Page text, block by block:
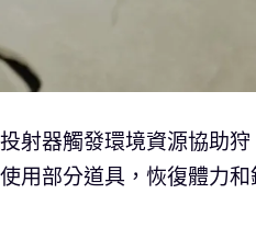
射器觸發環境資源協助狩
用部分道具，恢復體力和